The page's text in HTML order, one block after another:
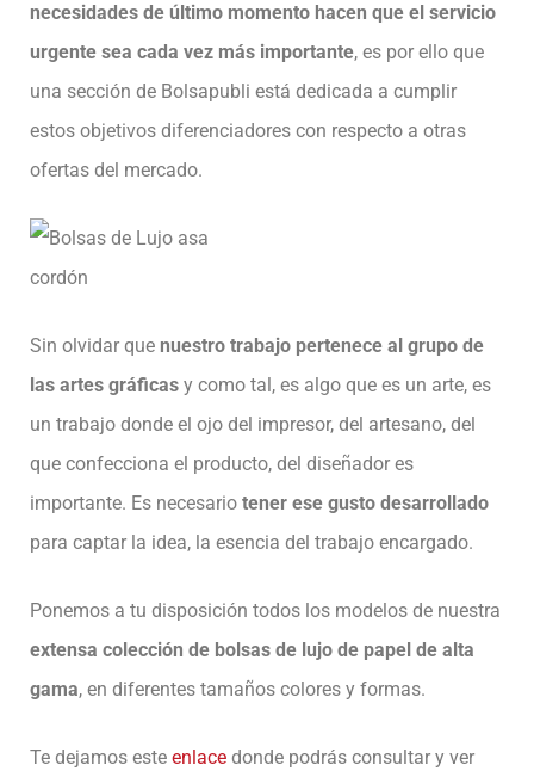
necesidades de último momento hacen que el servicio
urgente sea cada vez más importante, es por ello que
una sección de Bolsapubli está dedicada a cumplir
estos objetivos diferenciadores con respecto a otras
ofertas del mercado.
Sin olvidar que nuestro trabajo pertenece al grupo de
las artes gráficas y como tal, es algo que es un arte, es
un trabajo donde el ojo del impresor, del artesano, del
que confecciona el producto, del diseñador es
importante. Es necesario tener ese gusto desarrollado
para captar la idea, la esencia del trabajo encargado.
Ponemos a tu disposición todos los modelos de nuestra
extensa colección de bolsas de lujo de papel de alta
gama, en diferentes tamaños colores y formas.
Te dejamos este enlace donde podrás consultar y ver